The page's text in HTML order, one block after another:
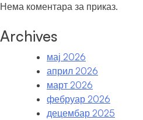
Нема коментара за приказ.
Archives
мај 2026
април 2026
март 2026
фебруар 2026
децембар 2025